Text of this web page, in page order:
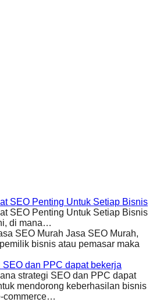
SEO Penting Untuk Setiap Bisnis
SEO Penting Untuk Setiap Bisnis
di mana…
SEO Murah Jasa SEO Murah,
bisnis atau pemasar maka
SEO dan PPC dapat bekerja
strategi SEO dan PPC dapat
mendorong keberhasilan bisnis
commerce…